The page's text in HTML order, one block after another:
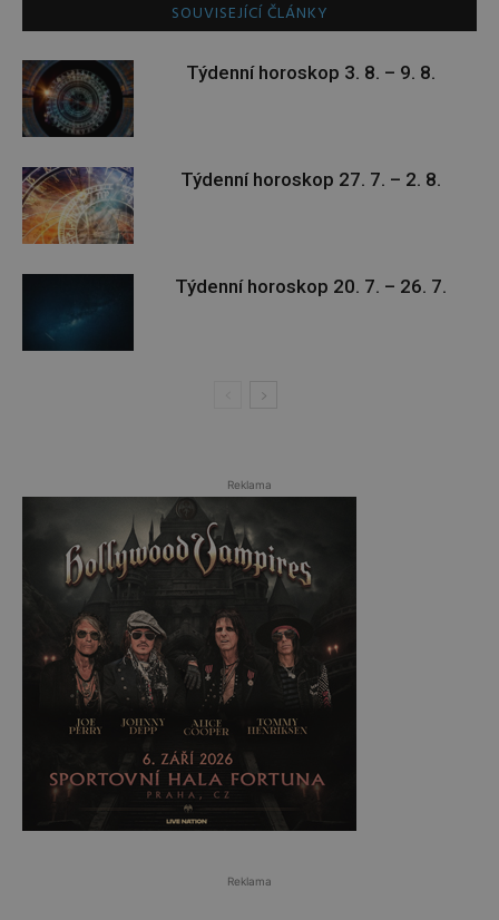
SOUVISEJÍCÍ ČLÁNKY
Týdenní horoskop 3. 8. – 9. 8.
Týdenní horoskop 27. 7. – 2. 8.
Týdenní horoskop 20. 7. – 26. 7.
Reklama
Reklama